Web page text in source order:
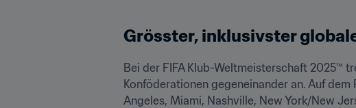
Grösster, inklusivster
Bei der FIFA Klub-Weltmeisterschaft 2025™
Konföderationen gegeneinander an. Auf
Angeles, Miami, Nashville, New York/New